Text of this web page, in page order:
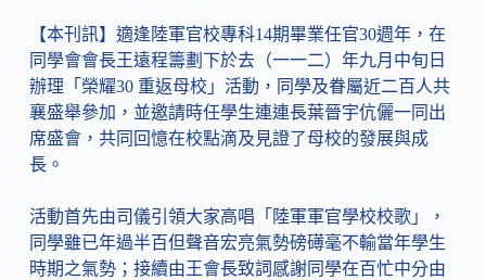
【本刊訊】適逢陸軍官校專科14期畢業任官30週年，在
同學會會長王遠程籌劃下於去（一一二）年九月中旬日
辦理「榮耀30 重返母校」活動，同學及眷屬近二百人共
襄盛舉參加，並邀請時任學生連連長葉晉宇伉儷一同出
席盛會，共同回憶在校點滴及見證了母校的發展與成
長。
活動首先由司儀引領大家高唱「陸軍軍官學校校歌」，
同學雖已年過半百但聲音宏亮氣勢磅礡毫不輸當年學生
時期之氣勢；接續由王會長致詞感謝同學在百忙中分由